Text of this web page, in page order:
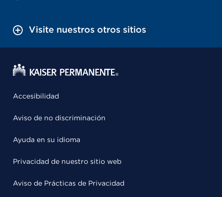
Visite nuestros otros sitios
Accesibilidad
Aviso de no discriminación
Ayuda en su idioma
Privacidad de nuestro sitio web
Aviso de Prácticas de Privacidad